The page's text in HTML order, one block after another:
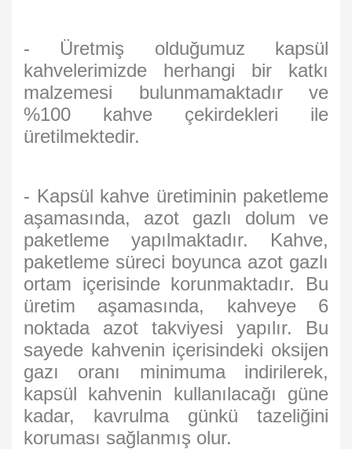
- Üretmiş olduğumuz kapsül
kahvelerimizde herhangi bir katkı
malzemesi bulunmamaktadır ve
%100 kahve çekirdekleri ile
üretilmektedir.
- Kapsül kahve üretiminin paketleme
aşamasında, azot gazlı dolum ve
paketleme yapılmaktadır. Kahve,
paketleme süreci boyunca azot gazlı
ortam içerisinde korunmaktadır. Bu
üretim aşamasında, kahveye 6
noktada azot takviyesi yapılır. Bu
sayede kahvenin içerisindeki oksijen
gazı oranı minimuma indirilerek,
kapsül kahvenin kullanılacağı güne
kadar, kavrulma günkü tazeliğini
koruması sağlanmış olur.